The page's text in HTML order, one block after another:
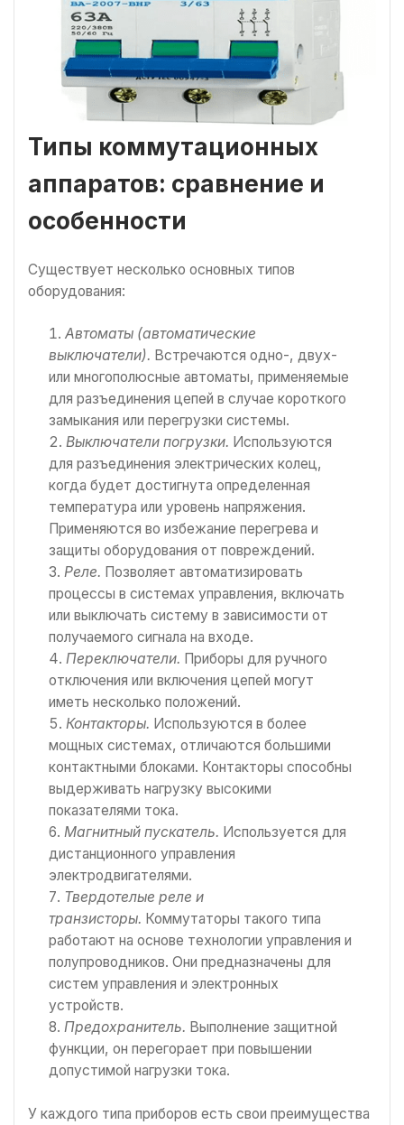
Типы коммутационных
аппаратов: сравнение и
особенности
Существует несколько основных типов
оборудования:
Автоматы (автоматические
выключатели). Встречаются одно-, двух-
или многополюсные автоматы, применяемые
для разъединения цепей в случае короткого
замыкания или перегрузки системы.
Выключатели погрузки. Используются
для разъединения электрических колец,
когда будет достигнута определенная
температура или уровень напряжения.
Применяются во избежание перегрева и
защиты оборудования от повреждений.
Реле. Позволяет автоматизировать
процессы в системах управления, включать
или выключать систему в зависимости от
получаемого сигнала на входе.
Переключатели. Приборы для ручного
отключения или включения цепей могут
иметь несколько положений.
Контакторы. Используются в более
мощных системах, отличаются большими
контактными блоками. Контакторы способны
выдерживать нагрузку высокими
показателями тока.
Магнитный пускатель. Используется для
дистанционного управления
электродвигателями.
Твердотелые реле и
транзисторы. Коммутаторы такого типа
работают на основе технологии управления и
полупроводников. Они предназначены для
систем управления и электронных
устройств.
Предохранитель. Выполнение защитной
функции, он перегорает при повышении
допустимой нагрузки тока.
У каждого типа приборов есть свои преимущества